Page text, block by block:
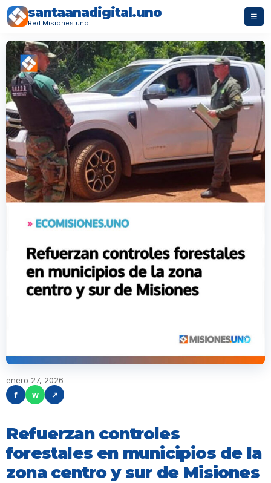
santaanadigital.uno
Red Misiones.uno
☰
enero 27, 2026
f
w ↗
Refuerzan controles
forestales en municipios de la
zona centro y sur de Misiones